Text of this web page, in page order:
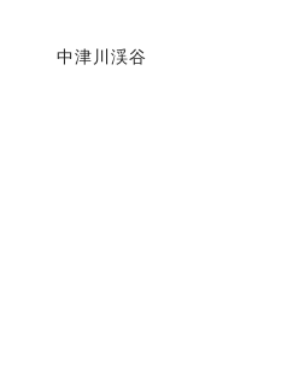
中津川渓谷